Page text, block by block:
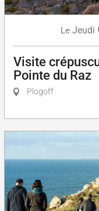
Le Jeudi
Visite
Pointe du Raz
Plogoff